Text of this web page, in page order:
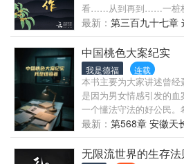
看……从到再到……一桩
散去，血色朝服下暗藏多
最新： 第三百九十七章
中国桃色大案纪实
我是德福 连载
本书主要为大家讲述曾
是因为男女情感引发的
一个懂法守法的好公民
品，多多支持，分享给你
者讲述那个案件。
最新： 第568章 安徽天
无限流世界的生存法